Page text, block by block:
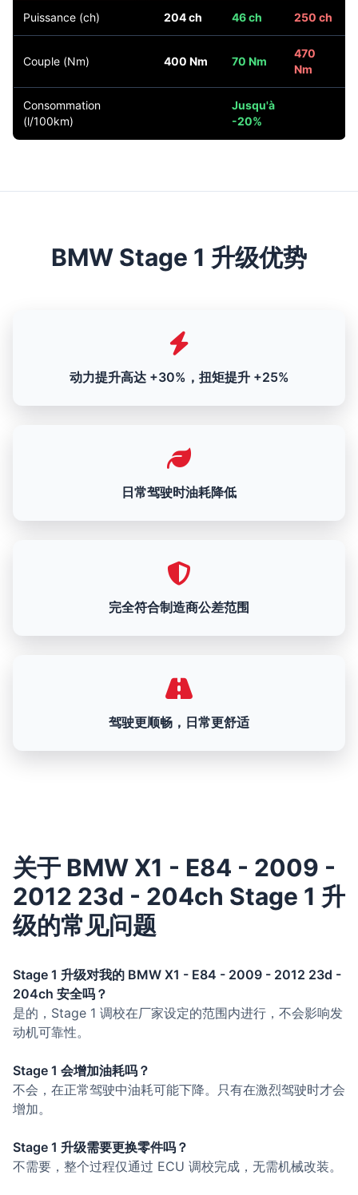
Puissance (ch) 204 ch 46 ch 250 ch
Couple (Nm) 400 Nm 70 Nm
470
Nm
Consommation
(l/100km)
Jusqu'à
-20%
BMW Stage 1 升级优势
动力提升高达 +30%，扭矩提升 +25%
日常驾驶时油耗降低
完全符合制造商公差范围
驾驶更顺畅，日常更舒适
关于 BMW X1 - E84 - 2009 -
2012 23d - 204ch Stage 1 升
级的常见问题
Stage 1 升级对我的 BMW X1 - E84 - 2009 - 2012 23d -
204ch 安全吗？
是的，Stage 1 调校在厂家设定的范围内进行，不会影响发
动机可靠性。
Stage 1 会增加油耗吗？
不会，在正常驾驶中油耗可能下降。只有在激烈驾驶时才会
增加。
Stage 1 升级需要更换零件吗？
不需要，整个过程仅通过 ECU 调校完成，无需机械改装。